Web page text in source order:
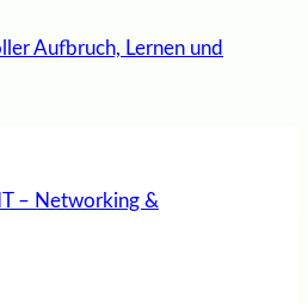
Aufbruch, Lernen und